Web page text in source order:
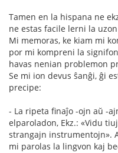
Tamen en la hispana ne
ne estas facile lerni la
Mi memoras, ke kiam mi
por mi kompreni la
havas nenian problemon
Se mi ion devus ŝanĝi, ĝi
precipe:
- La ripeta finaĵo -ojn aŭ -
elparoladon, Ekz.: «Vidu
strangajn instrumentojn».
mi parolas la lingvon kaj